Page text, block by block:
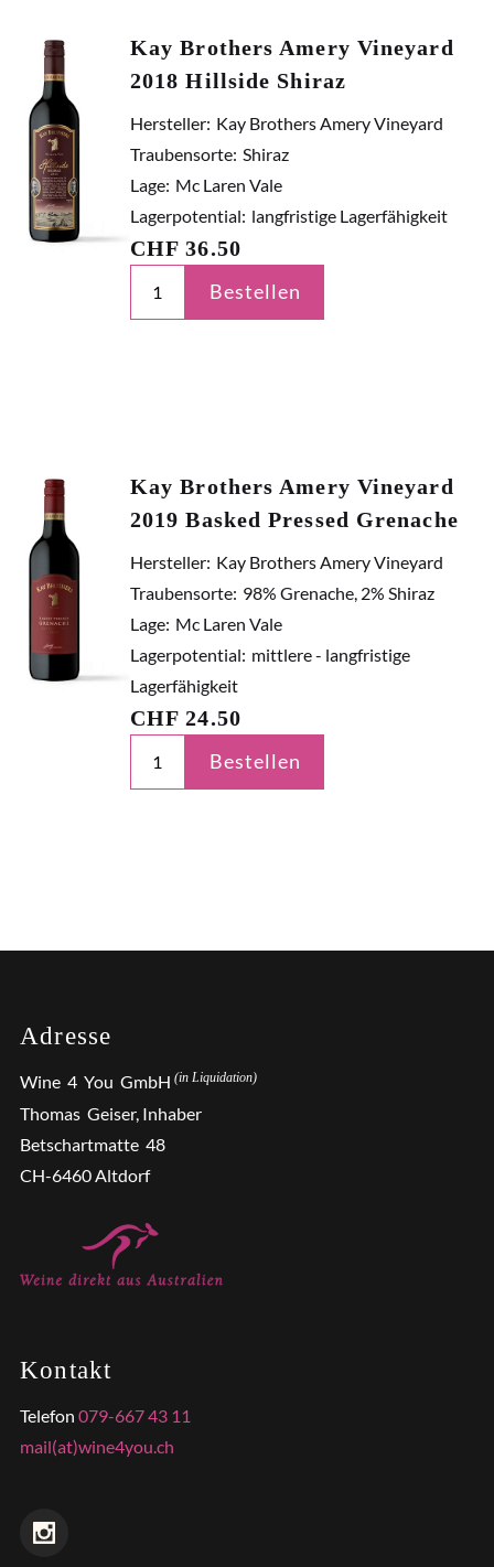
Kay Brothers Amery Vineyard
2018 Hillside Shiraz
Hersteller: Kay Brothers Amery Vineyard
Traubensorte: Shiraz
Lage: Mc Laren Vale
Lagerpotential: langfristige Lagerfähigkeit
CHF36.50
Bestellen
Kay Brothers Amery Vineyard
2019 Basked Pressed Grenache
Hersteller: Kay Brothers Amery Vineyard
Traubensorte: 98% Grenache, 2% Shiraz
Lage: Mc Laren Vale
Lagerpotential: mittlere - langfristige
Lagerfähigkeit
CHF24.50
Bestellen
Adresse
Wine 4 You GmbH (in Liquidation)
Thomas Geiser, Inhaber
Betschartmatte 48
CH-6460 Altdorf
Kontakt
Telefon 079-667 43 11
mail(at)wine4you.ch